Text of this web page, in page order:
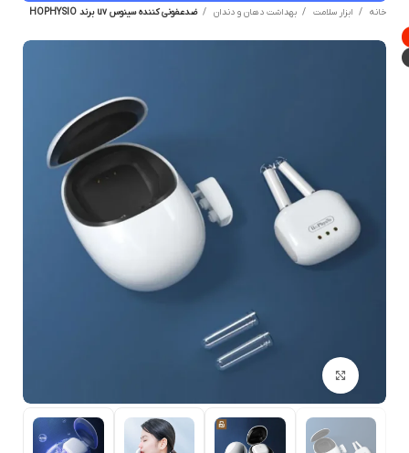
ابزار سلامت بهداشت دهان و دندان ضدعفونی کننده سینوس uv برند HOPHYSIO
بزرگنمایی تصویر